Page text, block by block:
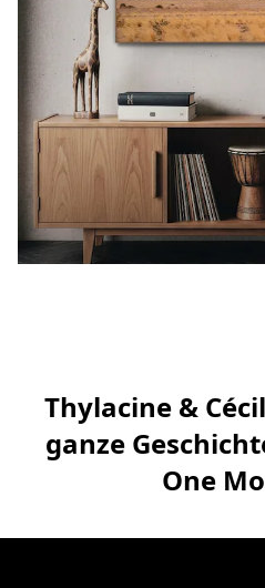
Thylacine &
ganze
One